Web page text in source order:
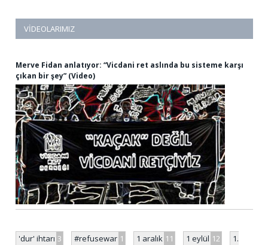
VIDEOLARIMIZ
Merve Fidan anlatıyor: “Vicdani ret aslında bu sisteme karşı
çıkan bir şey” (Video)
'dur' ihtarı 3 #refusewar 1 1 aralık 11 1 eylül 12 1.